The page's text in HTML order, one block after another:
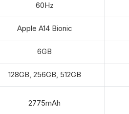
60Hz
Apple A14 Bionic
6GB
128GB, 256GB, 512GB
2775mAh